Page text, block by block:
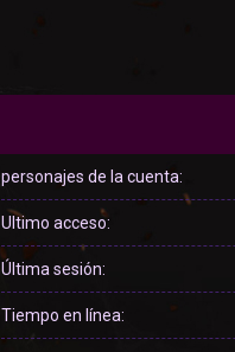
personajes de la cuenta:
Ultimo acceso:
Última sesión:
Tiempo en línea: